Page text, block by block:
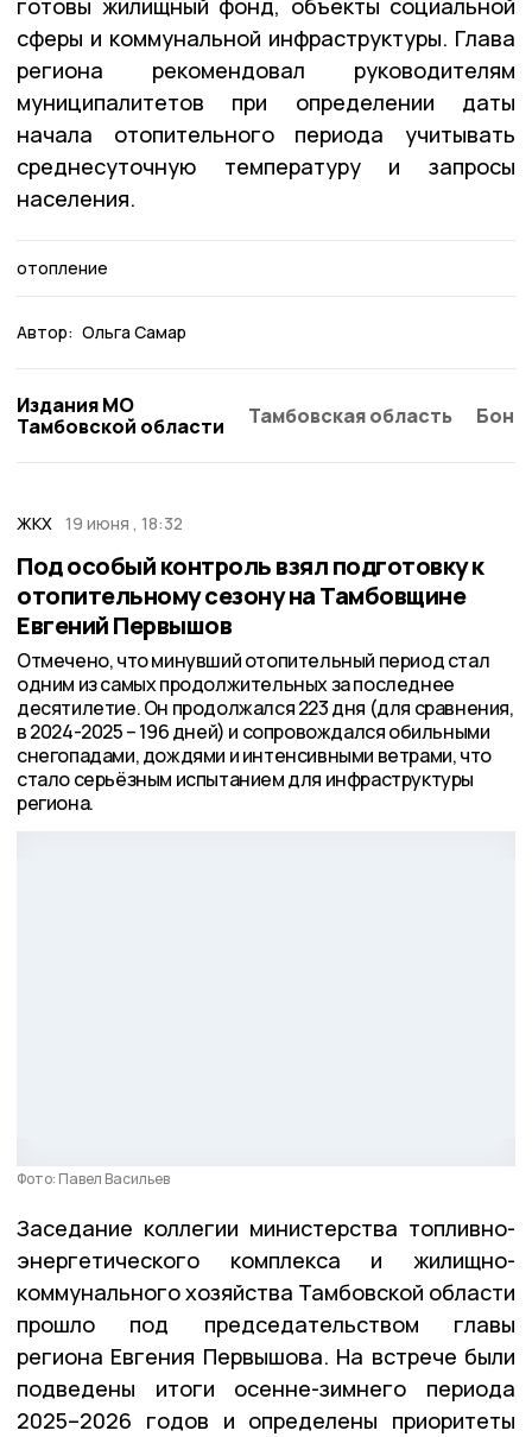
готовы жилищный фонд, объекты социальной
сферы и коммунальной инфраструктуры. Глава
региона рекомендовал руководителям
муниципалитетов при определении даты
начала отопительного периода учитывать
среднесуточную температуру и запросы
населения.
отопление
Автор: Ольга Самар
Издания МО
Тамбовской области
Тамбовская область
ЖКХ 19 июня , 18:32
Под особый контроль взял подготовку к
отопительному сезону на Тамбовщине
Евгений Первышов
Отмечено, что минувший отопительный период стал
одним из самых продолжительных за последнее
десятилетие. Он продолжался 223 дня (для сравнения,
в 2024-2025 – 196 дней) и сопровождался обильными
снегопадами, дождями и интенсивными ветрами, что
стало серьёзным испытанием для инфраструктуры
региона.
Фото: Павел Васильев
Заседание коллегии министерства топливно-
энергетического комплекса и жилищно-
коммунального хозяйства Тамбовской области
прошло под председательством главы
региона Евгения Первышова. На встрече были
подведены итоги осенне-зимнего периода
2025–2026 годов и определены приоритеты